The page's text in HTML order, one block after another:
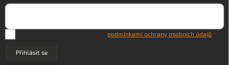
podmínkami ochrany osobních údajů
Přihlásit se